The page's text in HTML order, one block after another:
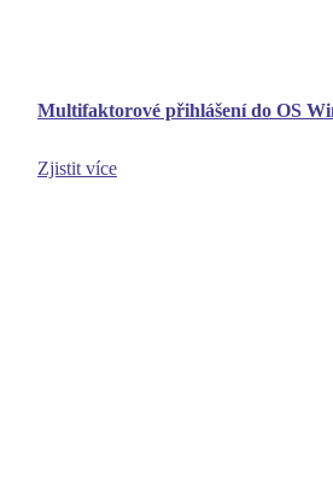
Multifaktorové přihlášení do OS
Zjistit více